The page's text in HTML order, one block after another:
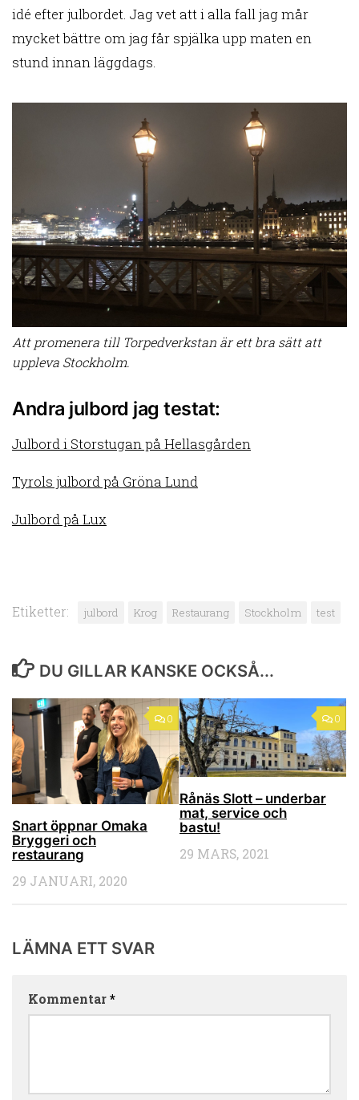
idé efter julbordet. Jag vet att i alla fall jag mår
mycket bättre om jag får spjälka upp maten en
stund innan läggdags.
Att promenera till Torpedverkstan är ett bra sätt att
uppleva Stockholm.
Andra julbord jag testat:
Julbord i Storstugan på Hellasgården
Tyrols julbord på Gröna Lund
Julbord på Lux
Etiketter: julbord Krog Restaurang Stockholm test
DU GILLAR KANSKE OCKSÅ...
0
Snart öppnar Omaka
Bryggeri och
restaurang
29 JANUARI, 2020
0
Rånäs Slott – underbar
mat, service och
bastu!
29 MARS, 2021
LÄMNA ETT SVAR
Kommentar*